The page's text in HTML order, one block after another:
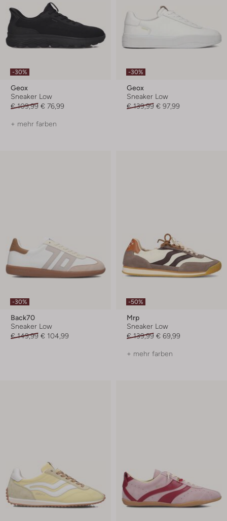
-30%
Geox
Sneaker Low
€ 109,99 € 76,99
+ mehr farben
-30%
Geox
Sneaker Low
€ 139,99 € 97,99
-30%
Back70
Sneaker Low
€ 149,99 € 104,99
-50%
Mrp
Sneaker Low
€ 139,99 € 69,99
+ mehr farben